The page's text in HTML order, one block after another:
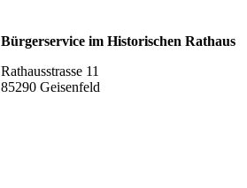
Bürgerservice im Historischen Rathaus
Rathausstrasse 11
85290 Geisenfeld